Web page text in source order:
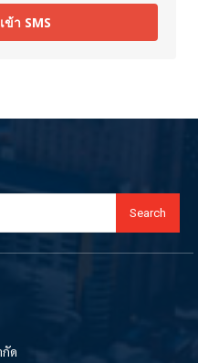
ข้า SMS
Search
ด